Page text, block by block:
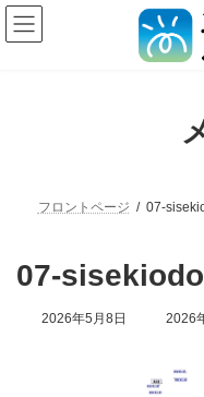
フロントページ 07-
07-
2026年5月8日 2026